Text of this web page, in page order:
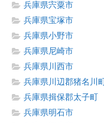
兵庫県宍粟市
兵庫県宝塚市
兵庫県小野市
兵庫県尼崎市
兵庫県川西市
兵庫県川辺郡猪名川町
兵庫県揖保郡太子町
兵庫県明石市